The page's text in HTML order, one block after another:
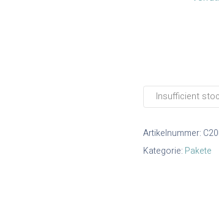
Insufficient
Artikelnummer:
Kategorie: Pakete